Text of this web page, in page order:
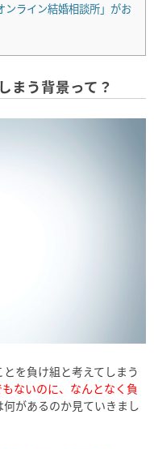
ンライン結婚相談所」がお
まう背景って？
を負け組と考えてしまう
ないのに、なんとなく負
があるのか見ていきまし